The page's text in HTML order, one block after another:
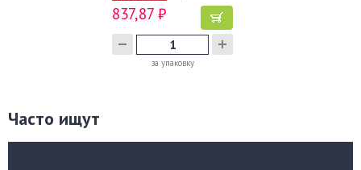
837,87 ₽
за упаковку
Часто ищут